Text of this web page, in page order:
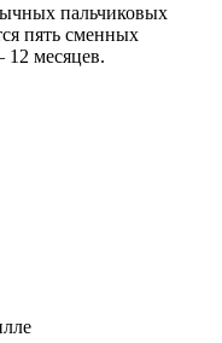
пальчиковых
пять сменных
12 месяцев.